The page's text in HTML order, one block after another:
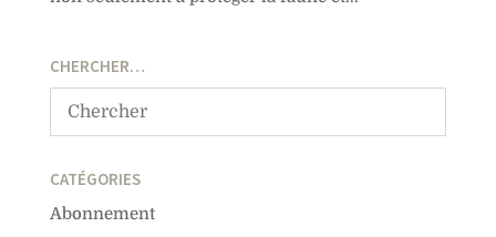
CHERCHER…
CATÉGORIES
Abonnement